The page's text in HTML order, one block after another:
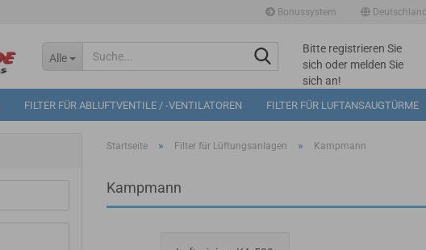
Bonussystem Deutschland
Alle
Suche...Bitte registrieren Sie
sich oder melden Sie
sich an!
Mögliche
Bonuspunkte im
FILTER FÜR ABLUFTVENTILE / -VENTILATOREN FILTER FÜR LUFTANSAUGTÜRME
Startseite » Filter für Lüftungsanlagen » Kampmann
Kampmann